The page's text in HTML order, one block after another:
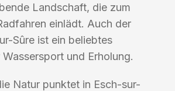
Landschaft, die zum
einlädt. Auch der
Sûre ist ein beliebtes
und Erholung.
Natur punktet in Esch-sur-